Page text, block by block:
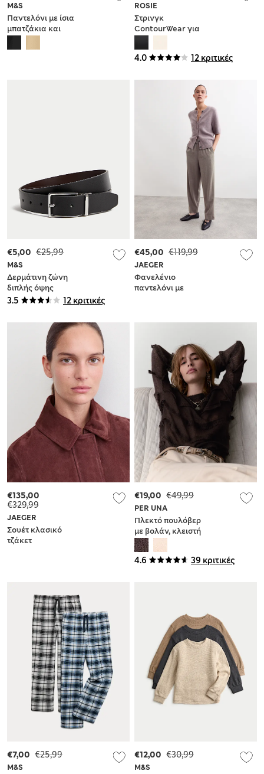
M&S
Παντελόνι με ίσια
μπατζάκια και
περιεκτικότητα σε
4.0 12 κριτικές
ROSIE
Στρινγκ
ContourWear για
έντονη σύσφιξη
3.5 12 κριτικές
M&S
Δερμάτινη ζώνη
διπλής όψης
€25,99
€5,00
JAEGER
Φανελένιο
παντελόνι με
€119,99
€45,00
JAEGER
Σουέτ κλασικό
τζάκετ
€329,99
€135,00
4.6 39 κριτικές
PER UNA
Πλεκτό πουλόβερ
με βολάν, κλειστή
στρογγυλή
λαιμόκοψη και
μοχέρ στη σύνθεση
€49,99
€19,00
M&S
€25,99
€7,00
M&S
€30,99
€12,00